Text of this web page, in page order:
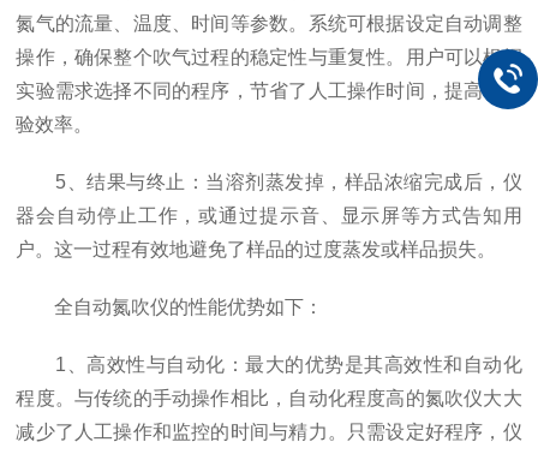
氮气的流量、温度、时间等参数。系统可根据设定自动调整
操作，确保整个吹气过程的稳定性与重复性。用户可以根据
实验需求选择不同的程序，节省了人工操作时间，提高了实
验效率。
5、结果与终止：当溶剂蒸发掉，样品浓缩完成后，仪
器会自动停止工作，或通过提示音、显示屏等方式告知用
户。这一过程有效地避免了样品的过度蒸发或样品损失。
全自动氮吹仪的性能优势如下：
1、高效性与自动化：最大的优势是其高效性和自动化
程度。与传统的手动操作相比，自动化程度高的氮吹仪大大
减少了人工操作和监控的时间与精力。只需设定好程序，仪